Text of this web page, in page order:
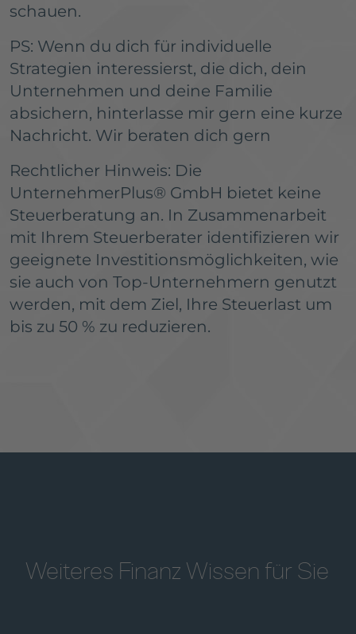
schauen.
PS: Wenn du dich für individuelle
Strategien interessierst, die dich, dein
Unternehmen und deine Familie
absichern, hinterlasse mir gern eine kurze
Nachricht. Wir beraten dich gern
Rechtlicher Hinweis: Die
UnternehmerPlus® GmbH bietet keine
Steuerberatung an. In Zusammenarbeit
mit Ihrem Steuerberater identifizieren wir
geeignete Investitionsmöglichkeiten, wie
sie auch von Top-Unternehmern genutzt
werden, mit dem Ziel, Ihre Steuerlast um
bis zu 50 % zu reduzieren.
Weiteres Finanz Wissen für Sie